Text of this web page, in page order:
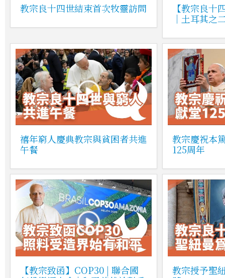
教宗良十四世結束首次牧靈訪問
【教宗良十
｜土耳其之
禧年窮人慶典教宗與貧困者共進
午餐
教宗慶祝本
125周年
【教宗致函】COP30 | 聯合國
教宗授予聖